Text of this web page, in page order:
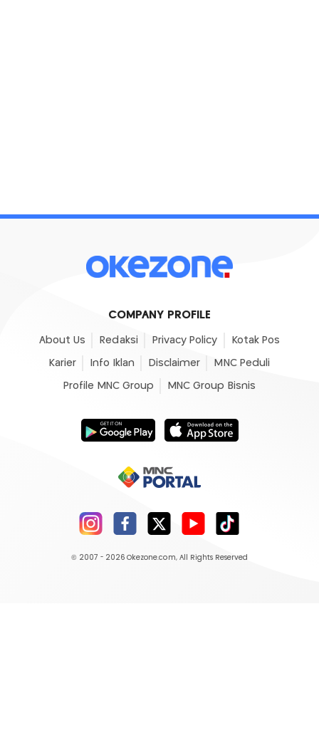
COMPANY PROFILE
About Us Redaksi Privacy Policy Kotak Pos
Karier Info Iklan Disclaimer MNC Peduli
Profile MNC Group MNC Group Bisnis
© 2007 - 2026 Okezone.com, All Rights Reserved